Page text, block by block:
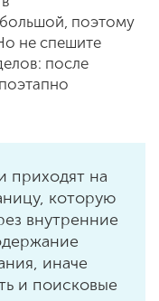
поэтому
не спешите
после
приходят на
которую
внутренние
иначе
и поисковые